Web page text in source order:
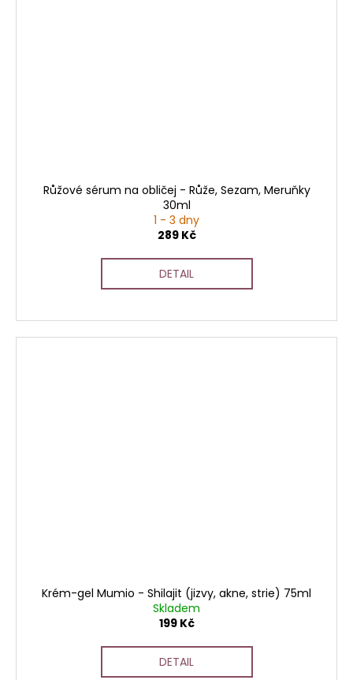
Růžové sérum na obličej - Růže, Sezam, Meruňky
30ml
1 - 3 dny
289 Kč
DETAIL
Krém-gel Mumio - Shilajit (jizvy, akne, strie) 75ml
Skladem
199 Kč
DETAIL